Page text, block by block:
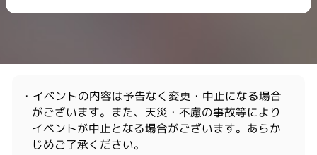
・イベントの内容は予告なく変更・中止になる場合
がございます。また、天災・不慮の事故等により
イベントが中止となる場合がございます。あらか
じめご了承ください。